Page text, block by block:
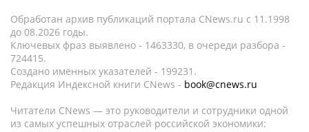
Обработан архив публикаций портала CNews.ru c 11.1998
до 08.2026 годы.
Ключевых фраз выявлено - 1463330, в очереди разбора -
724415.
Создано именных указателей - 199231.
Редакция Индексной книги CNews - book@cnews.ru
Читатели CNews — это руководители и сотрудники одной
из самых успешных отраслей российской экономики: